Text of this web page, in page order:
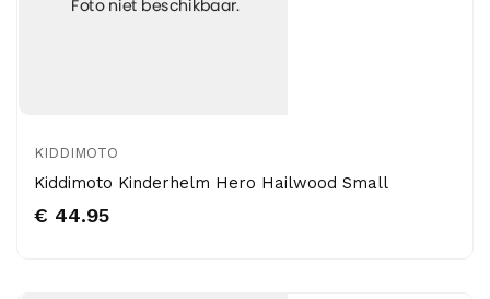
KIDDIMOTO
Kiddimoto Kinderhelm Hero Hailwood Small
€ 44.95